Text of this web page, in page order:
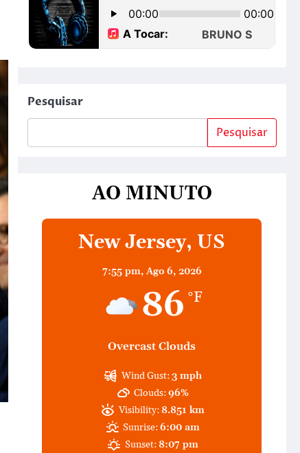
Pesquisar
Pesquisar
AO MINUTO
New Jersey, US
7:55 pm, Ago 6, 2026
86 °F
Overcast Clouds
Wind Gust:3 mph
Clouds:96%
Visibility:8.851 km
Sunrise:6:00 am
Sunset:8:07 pm